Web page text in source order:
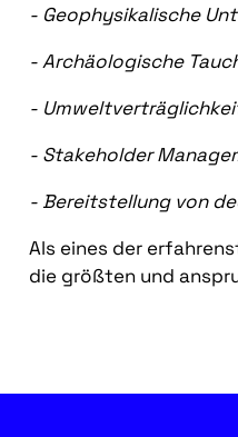
- Geophysikalische
- Archäologische
-
- Stakeholder
- Bereitstellung von
Als eines der
die größten und